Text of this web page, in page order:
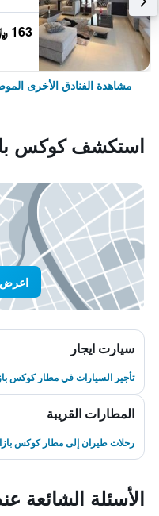
163 ﷼
مشاهدة الفنادق الأخرى
استكشف كوكس
اعرض
سيارت ايجار
تأجير السيارات في مطار كوكس
المطارات القريبة
رحلات طيران إلى مطار كوكس